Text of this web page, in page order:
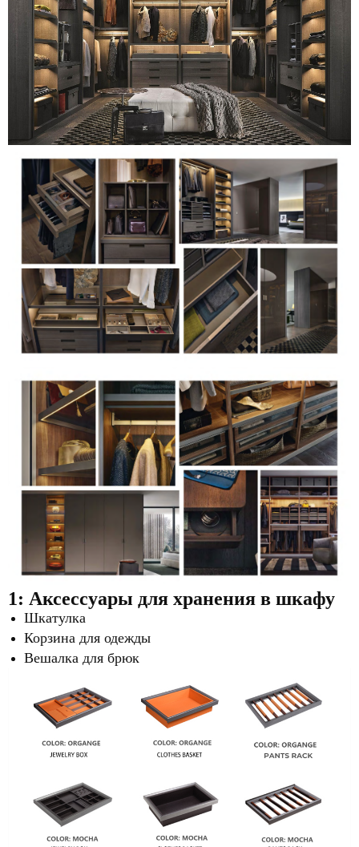
1: Аксессуары для хранения в шкафу
Шкатулка
Корзина для одежды
Вешалка для брюк